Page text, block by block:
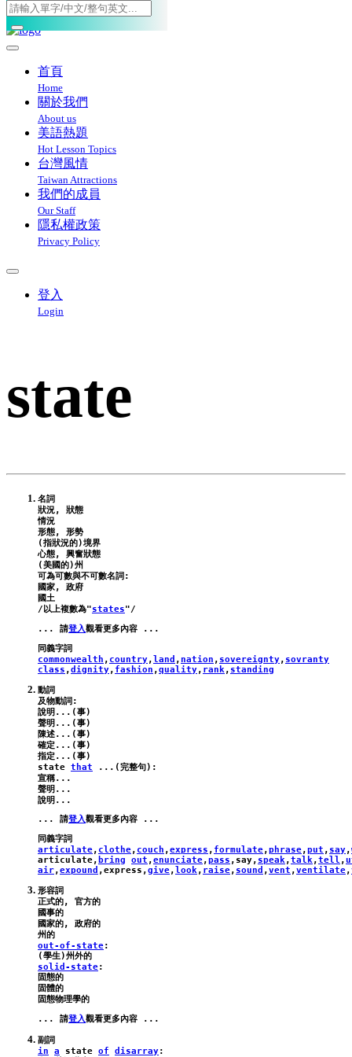
Toggle navigation
首頁
Home
關於我們
About us
美語熱題
Hot Lesson Topics
台灣風情
Taiwan Attractions
我們的成員
Our Staff
隱私權政策
Privacy Policy
登入
Login
state
名詞
狀況, 狀態
情況
形態, 形勢
(指狀況的)境界
心態, 興奮狀態
(美國的)州
可為可數與不可數名詞:
國家, 政府
國土
/以上複數為"states
... 請登入
commonwealth , country,land , nation , sovereignty, sovranty
class ,dignity, fashion ,quality, rank, standing
動詞
及物動詞:
說明...(事)
聲明...(事)
陳述...(事)
確定...(事)
state that ...(完整句):
宣稱...
聲明...
... 請登入
articulate, clothe, couch ,express , formulate,phrase,put , say,
articulate, bring out ,enunciate,pass , say, speak,talk,tell ,
air,expound ,express ,give, look, raise, sound ,vent ,ventilate,
形容詞
正式的, 官方的
國事的
國家的, 政府的
out-of-state:
solid-state:
固態的
固體的
... 請登入
in
a state of disarray: